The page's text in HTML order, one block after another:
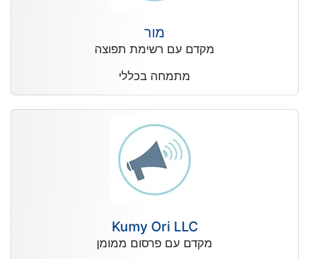
מור
מקדם עם רשימת תפוצה
מתמחה בכללי
Kumy Ori LLC
מקדם עם פרסום ממומן